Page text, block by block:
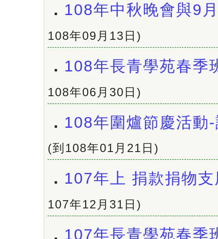
． 108年中秋晚會與9
108年09月13日)
． 108年長青學苑春季
108年06月30日)
． 108年圍爐節慶活動
(到108年01月21日)
． 107年上 捐款捐物
107年12月31日)
． 107年長青學苑春季